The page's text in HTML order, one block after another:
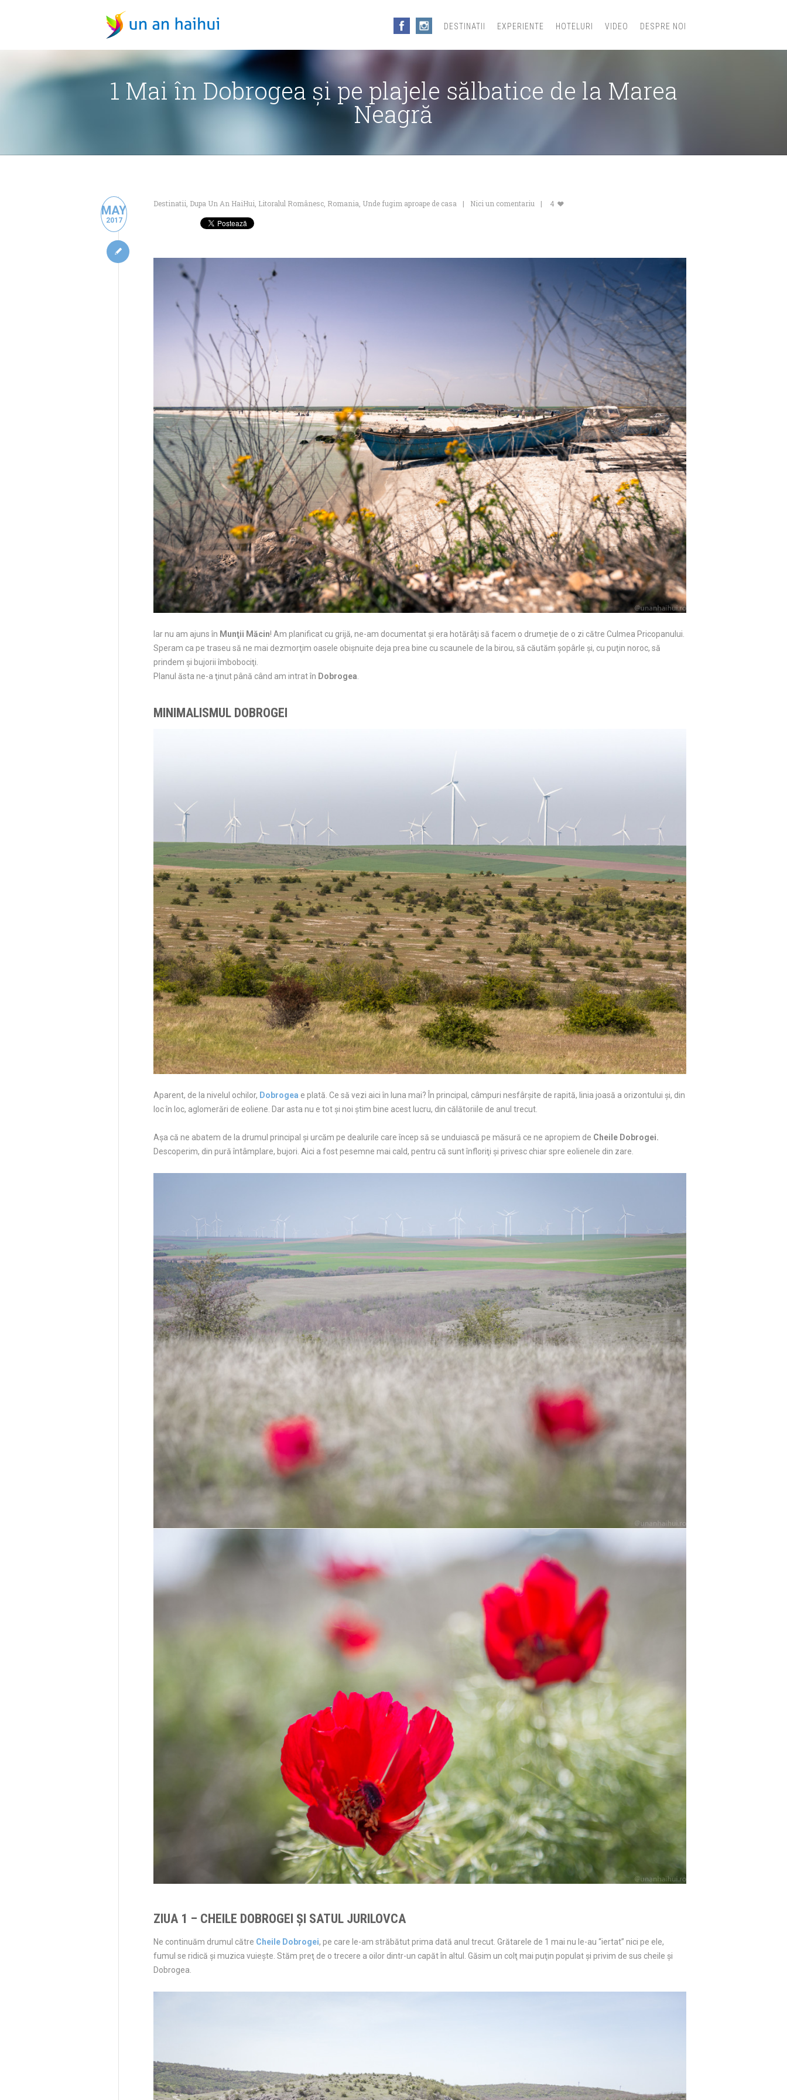
DESTINATII EXPERIENTE HOTELURI VIDEO DESPRE NOI
1 Mai în Dobrogea şi pe plajele sălbatice de la Marea
Neagră
MAY
2017
Destinatii Dupa Un An HaiHui Litoralul Românesc Romania Unde fugim aproape de casa Nici un comentariu 4
Iar nu am ajuns în Munţii Măcin! Am planificat cu grijă, ne-am documentat şi era hotărâţi să facem o drumeţie de o zi către Culmea Pricopanului.
Speram ca pe traseu să ne mai dezmorţim oasele obişnuite deja prea bine cu scaunele de la birou, să căutăm şopârle şi, cu puţin noroc, să
prindem şi bujorii îmbobociţi.
Planul ăsta ne-a ţinut până când am intrat în Dobrogea
MINIMALISMUL DOBROGEI
Aparent, de la nivelul ochilor, Dobrogea e plată. Ce să vezi aici în luna mai? În principal, câmpuri nesfârşite de rapită, linia joasă a orizontului şi, din
loc în loc, aglomerări de eoliene. Dar asta nu e tot şi noi ştim bine acest lucru, din călătoriile de anul trecut.
Aşa că ne abatem de la drumul principal şi urcăm pe dealurile care încep să se unduiască pe măsură ce ne apropiem de Cheile Dobrogei.
Descoperim, din pură întâmplare, bujori. Aici a fost pesemne mai cald, pentru că sunt înfloriţi şi privesc chiar spre eolienele din zare.
ZIUA 1 – CHEILE DOBROGEI ŞI SATUL JURILOVCA
Ne continuăm drumul către Cheile Dobrogei, pe care le-am străbătut prima dată anul trecut. Grătarele de 1 mai nu le-au “iertat” nici pe ele,
fumul se ridică şi muzica vuieşte. Stăm preţ de o trecere a oilor dintr-un capăt în altul. Găsim un colţ mai puţin populat şi privim de sus cheile şi
Dobrogea.